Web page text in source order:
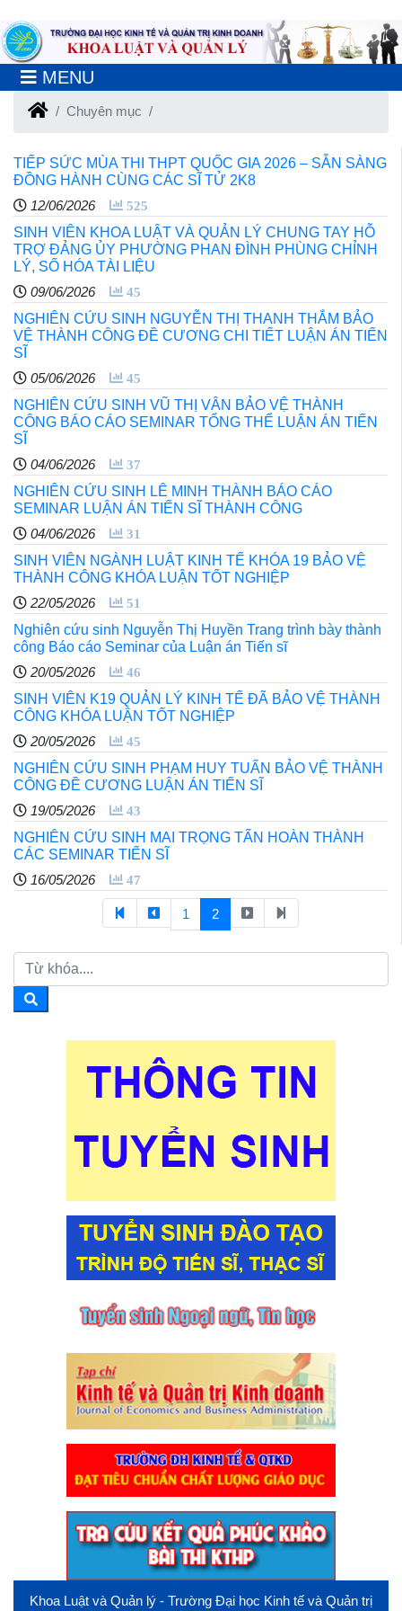
MENU
Chuyên mục
TIẾP SỨC MÙA THI THPT QUỐC GIA 2026 – SẴN SÀNG
ĐỒNG HÀNH CÙNG CÁC SĨ TỬ 2K8
12/06/2026
525
SINH VIÊN KHOA LUẬT VÀ QUẢN LÝ CHUNG TAY HỖ
TRỢ ĐẢNG ỦY PHƯỜNG PHAN ĐÌNH PHÙNG CHỈNH
LÝ, SỐ HÓA TÀI LIỆU
09/06/2026
45
NGHIÊN CỨU SINH NGUYỄN THỊ THANH THẮM BẢO
VỆ THÀNH CÔNG ĐỀ CƯƠNG CHI TIẾT LUẬN ÁN TIẾN
SĨ
05/06/2026
45
NGHIÊN CỨU SINH VŨ THỊ VÂN BẢO VỆ THÀNH
CÔNG BÁO CÁO SEMINAR TỔNG THỂ LUẬN ÁN TIẾN
SĨ
04/06/2026
37
NGHIÊN CỨU SINH LÊ MINH THÀNH BÁO CÁO
SEMINAR LUẬN ÁN TIẾN SĨ THÀNH CÔNG
04/06/2026
31
SINH VIÊN NGÀNH LUẬT KINH TẾ KHÓA 19 BẢO VỆ
THÀNH CÔNG KHÓA LUẬN TỐT NGHIỆP
22/05/2026
51
Nghiên cứu sinh Nguyễn Thị Huyền Trang trình bày thành
công Báo cáo Seminar của Luận án Tiến sĩ
20/05/2026
46
SINH VIÊN K19 QUẢN LÝ KINH TẾ ĐÃ BẢO VỆ THÀNH
CÔNG KHÓA LUẬN TỐT NGHIỆP
20/05/2026
45
NGHIÊN CỨU SINH PHẠM HUY TUẤN BẢO VỆ THÀNH
CÔNG ĐỀ CƯƠNG LUẬN ÁN TIẾN SĨ
19/05/2026
43
NGHIÊN CỨU SINH MAI TRỌNG TẤN HOÀN THÀNH
CÁC SEMINAR TIẾN SĨ
16/05/2026
47
1 2
Khoa Luật và Quản lý - Trường Đại học Kinh tế và Quản trị